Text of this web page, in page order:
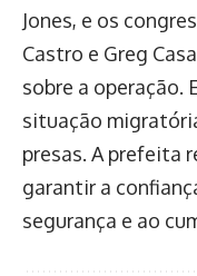
Jones, e os
Castro e Greg
sobre a operação.
situação
presas. A prefeita
garantir a
segurança e ao